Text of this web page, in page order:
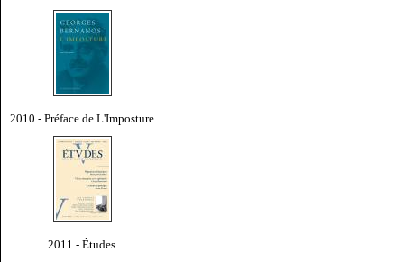
2010 - Préface de L'Imposture
2011 - Études